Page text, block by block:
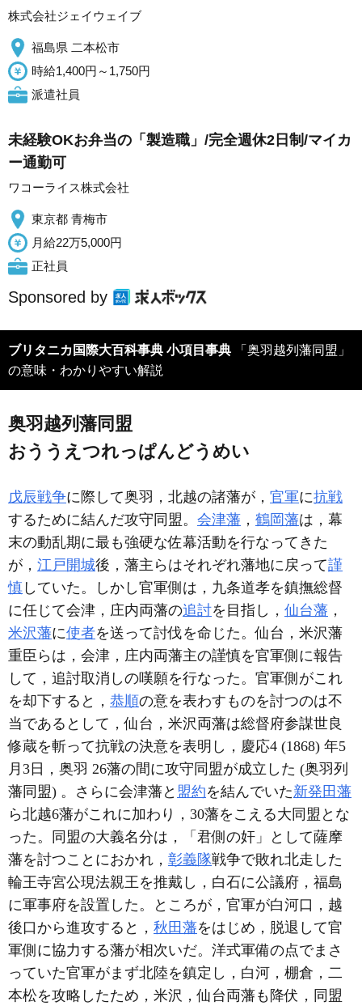
株式会社ジェイウェイブ
福島県 二本松市
時給1,400円～1,750円
派遣社員
未経験OKお弁当の「製造職」/完全週休2日制/マイカ
ー通勤可
ワコーライス株式会社
東京都 青梅市
月給22万5,000円
正社員
Sponsored by
ブリタニカ国際大百科事典 小項目事典 「奥羽越列藩同盟」
の意味・わかりやすい解説
奥羽越列藩同盟
おううえつれっぱんどうめい
戊辰戦争に際して奥羽，北越の諸藩が， 官軍に抗戦
するために結んだ攻守同盟。 会津藩 ， 鶴岡藩は，幕
末の動乱期に最も強硬な佐幕活動を行なってきた
が， 江戸開城後，藩主らはそれぞれ藩地に戻って謹
慎 していた。しかし官軍側は，九条道孝を鎮撫総督
に任じて会津，庄内両藩の追討を目指し， 仙台藩 ，
米沢藩に使者を送って討伐を命じた。仙台，米沢藩
重臣らは，会津，庄内両藩主の謹慎を官軍側に報告
して，追討取消しの嘆願を行なった。官軍側がこれ
を却下すると， 恭順の意を表わすものを討つのは不
当であるとして，仙台，米沢両藩は総督府参謀世良
修蔵を斬って抗戦の決意を表明し，慶応4 (1868) 年5
月3日，奥羽 26藩の間に攻守同盟が成立した (奥羽列
藩同盟) 。さらに会津藩と 盟約を結んでいた新発田藩
ら北越6藩がこれに加わり，30藩をこえる大同盟とな
った。同盟の大義名分は，「君側の奸」として薩摩
藩を討つことにおかれ， 彰義隊戦争で敗れ北走した
輪王寺宮公現法親王を推戴し，白石に公議府，福島
に軍事府を設置した。ところが，官軍が白河口，越
後口から進攻すると， 秋田藩をはじめ，脱退して官
軍側に協力する藩が相次いだ。洋式軍備の点でまさ
っていた官軍がまず北陸を鎮定し，白河，棚倉，二
本松を攻略したため，米沢，仙台両藩も降伏，同盟